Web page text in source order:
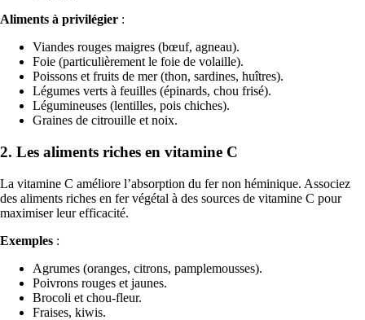
Aliments à privilégier :
Viandes rouges maigres (bœuf, agneau).
Foie (particulièrement le foie de volaille).
Poissons et fruits de mer (thon, sardines, huîtres).
Légumes verts à feuilles (épinards, chou frisé).
Légumineuses (lentilles, pois chiches).
Graines de citrouille et noix.
2. Les aliments riches en vitamine C
La vitamine C améliore l’absorption du fer non héminique. Associez
des aliments riches en fer végétal à des sources de vitamine C pour
maximiser leur efficacité.
Exemples :
Agrumes (oranges, citrons, pamplemousses).
Poivrons rouges et jaunes.
Brocoli et chou-fleur.
Fraises, kiwis.